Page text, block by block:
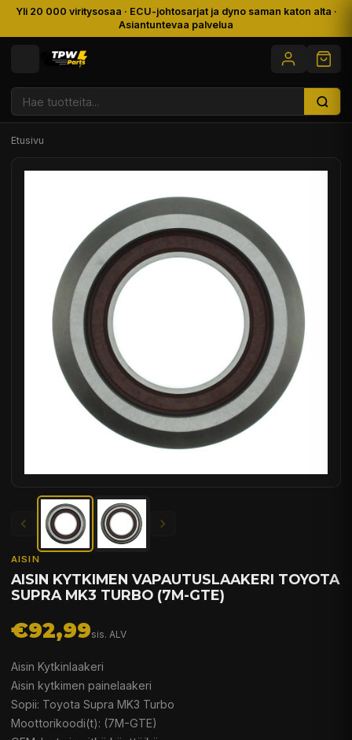
Yli 20 000 viritysosaa · ECU-johtosarjat ja dyno saman katon alta ·
Asiantuntevaa palvelua
Etusivu
AISIN
AISIN KYTKIMEN VAPAUTUSLAAKERI TOYOTA
SUPRA MK3 TURBO (7M-GTE)
€92,99sis. ALV
Aisin Kytkinlaakeri
Aisin kytkimen painelaakeri
Sopii: Toyota Supra MK3 Turbo
Moottorikoodi(t): (7M-GTE)